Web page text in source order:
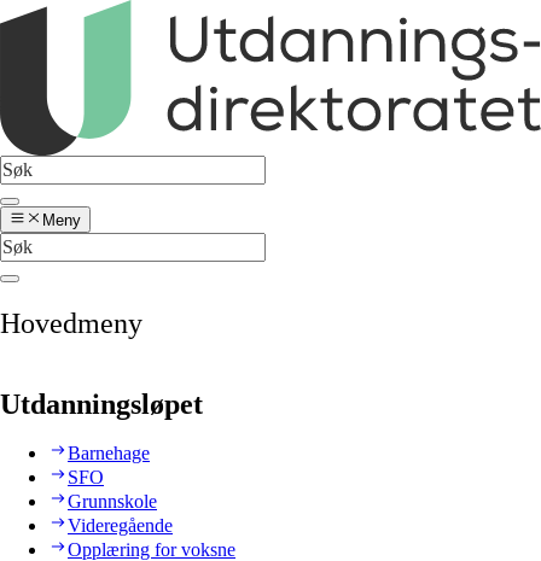
Meny
Hovedmeny
Utdanningsløpet
Barnehage
SFO
Grunnskole
Videregående
Opplæring for voksne